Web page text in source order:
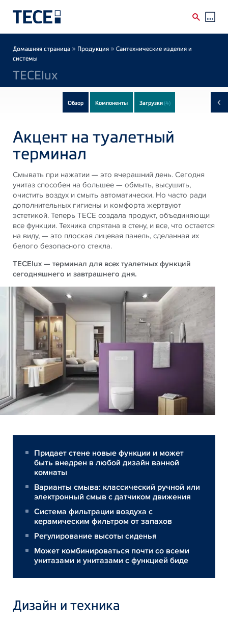
Breadcrumb
Домашняя страница » Продукция » Сантехнические изделия и
системы
TECElux
Обзор Компоненты Загрузки(4) ‹
Акцент на туалетный
терминал
Смывать при нажатии — это вчерашний день. Сегодня
унитаз способен на большее — обмыть, высушить,
очистить воздух и смыть автоматически. Но часто ради
дополнительных гигиены и комфорта жертвуют
эстетикой. Теперь TECE создала продукт, объединяющи
все функции. Техника спрятана в стену, и все, что остается
на виду, — это плоская лицевая панель, сделанная их
белого безопасного стекла.
TECElux — терминал для всех туалетных функций
сегодняшнего и завтрашнего дня.
Придает стене новые функции и может
быть внедрен в любой дизайн ванной
комнаты
Варианты смыва: классический ручной или
электронный смыв с датчиком движения
Система фильтрации воздуха с
керамическим фильтром от запахов
Регулирование высоты сиденья
Может комбинироваться почти со всеми
унитазами и унитазами с функцией биде
Дизайн и техника